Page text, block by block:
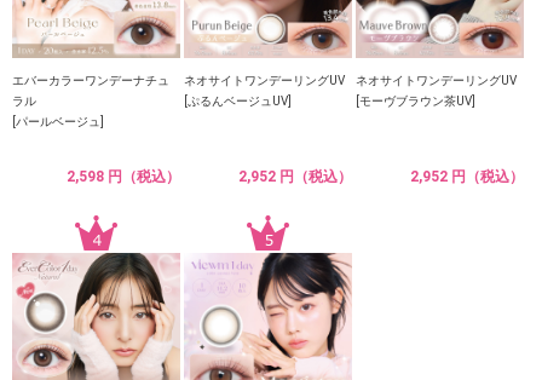
エバーカラーワンデーナチュ
ラル
[パールベージュ]
2,598 円（税込）
ネオサイトワンデーリングUV
[ぷるんベージュUV]
2,952 円（税込）
ネオサイトワンデーリングUV
[モーヴブラウン茶UV]
2,952 円（税込）